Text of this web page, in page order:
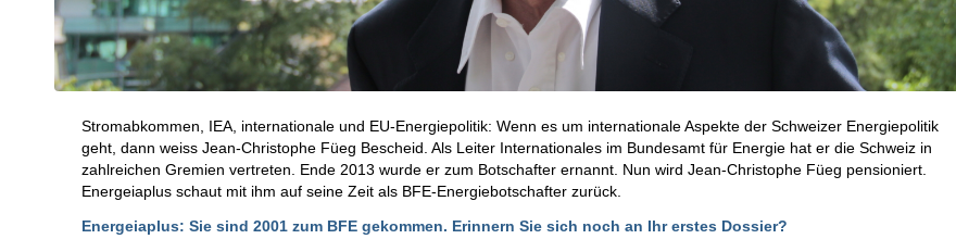
Stromabkommen, IEA, internationale und EU-Energiepolitik: Wenn es um internationale Aspekte der Schweizer Energiepolitik
geht, dann weiss Jean-Christophe Füeg Bescheid. Als Leiter Internationales im Bundesamt für Energie hat er die Schweiz in
zahlreichen Gremien vertreten. Ende 2013 wurde er zum Botschafter ernannt. Nun wird Jean-Christophe Füeg pensioniert.
Energeiaplus schaut mit ihm auf seine Zeit als BFE-Energiebotschafter zurück.
Energeiaplus: Sie sind 2001 zum BFE gekommen. Erinnern Sie sich noch an Ihr erstes Dossier?